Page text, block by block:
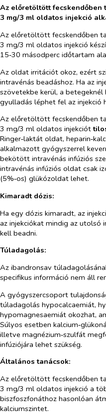
Az előretöltött
3 mg/3 ml oldatos injekció
Az előretöltött fecskendőben
3 mg/3 ml oldatos injekció
15‑30 másodperc időtartam
Az oldat irritációt okoz, ezért
intravénás beadáshoz. Ha az
szövetekbe kerül, a
gyulladás léphet fel az injekció
Az előretöltött fecskendőben
3 mg/3 ml oldatos injekciót
Ringer‑laktát oldat,
alkalmazott gyógyszerrel
bekötött intravénás infúziós
intravénás infúziós oldat csak
(5%‑os) glükózoldat lehet.
Kimaradt dózis:
Ha egy dózis kimaradt, az
az injekciókat mindig az
kell beadni.
Túladagolás:
Az ibandronsav
specifikus információ nem áll
A gyógyszercsoport
túladagolás hypocalcaemiát,
hypomagnesaemiát okozhat,
Súlyos esetben
illetve magnézium‑szulfát
infúziójára lehet szükség.
Általános tanácsok:
Az előretöltött fecskendőben
3 mg/3 ml oldatos injekció a
biszfoszfonáthoz hasonlóan
kalciumszintet.